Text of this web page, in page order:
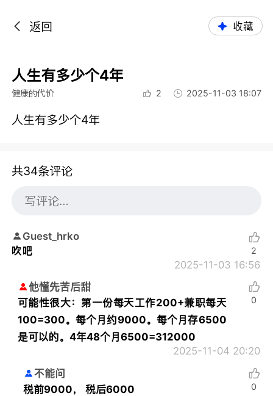
返回 收藏
人生有多少个4年
健康的代价 2 2025-11-03 18:07
人生有多少个4年
共34条评论
Guest_hrko
吹吧
2025-11-03 16:56
2
他懂先苦后甜
可能性很大：第一份每天工作200+兼职每天
100=300。每个月约9000。每个月存6500
是可以的。4年48个月6500=312000
2025-11-04 20:20
0
不能问
税前9000， 税后6000
0